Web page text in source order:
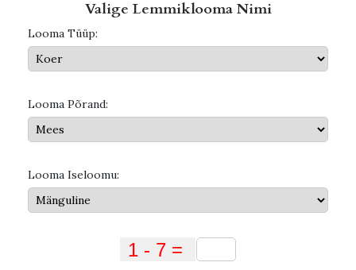
Valige Lemmiklooma Nimi
Looma Tüüp:
Looma Põrand:
Looma Iseloomu: